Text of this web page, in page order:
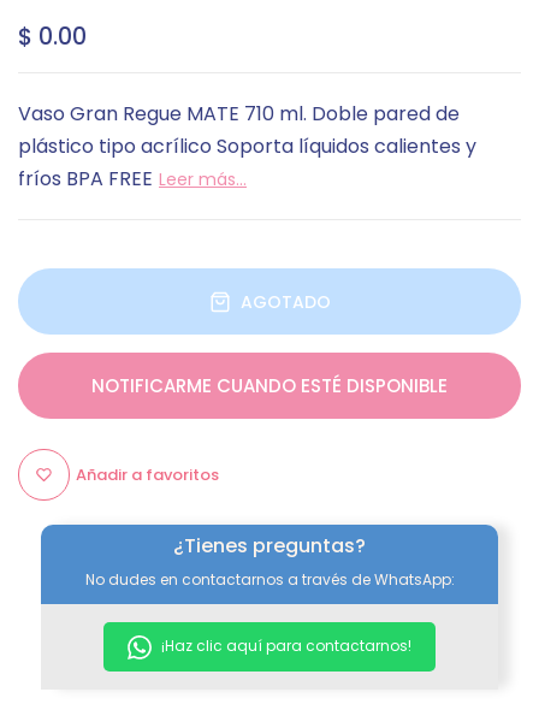
$ 0.00
Vaso Gran Regue MATE 710 ml. Doble pared de
plástico tipo acrílico Soporta líquidos calientes y
fríos BPA FREE Leer más...
AGOTADO
NOTIFICARME CUANDO ESTÉ DISPONIBLE
Añadir a favoritos
¿Tienes preguntas?
No dudes en contactarnos a través de WhatsApp:
¡Haz clic aquí para contactarnos!